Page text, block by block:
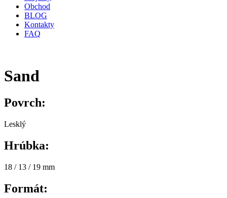
Obchod
BLOG
Kontakty
FAQ
Sand
Povrch:
Lesklý
Hrúbka:
18 / 13 / 19 mm
Formát: